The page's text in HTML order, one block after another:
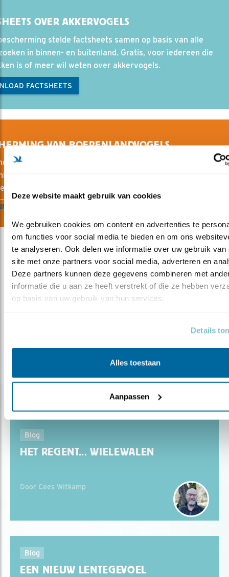
Deze website maakt gebruik van cookies
We gebruiken cookies om content en advertenties te
om functies voor social media te bieden en om ons
te analyseren. Ook delen we informatie over uw gebruik van
site met onze partners voor social media, adverteren en
Deze partners kunnen deze gegevens combineren met
informatie die u aan ze heeft verstrekt of die ze hebben
op basis van uw gebruik van hun services.
Details
Alles toestaan
Aanpassen
OVER AKKERVOGELS
stelde factsheets samen op basis van alle
in binnen- en buitenland. Gratis, voor iedereen die
is of meer wil weten over akkervogels.
FACTSHEETS
VAN BOERENLANDVOGELS
je nog het heldere 'grutto, grutto’? De vogels van het
hebben onze hulp nodig, vóór de allerlaatste vogel of
is. Onze inzet: meer natuurrijk boerenland.
je helpen?
Meer over
estland boerenlandvogels
internationaal
Gerelateerde items
Blog
HET REGENT... WIELEWALEN
Door Cees Witkamp
Blog
EEN NIEUW LENTEGEVOEL